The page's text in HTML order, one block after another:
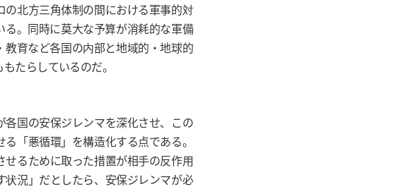
北方三角体制の間における軍事的対
。同時に莫大な予算が消耗的な軍備
育など各国の内部と地域的・地球的
たらしているのだ。
国の安保ジレンマを深化させ、この
「悪循環」を構造化する点である。
るために取った措置が相手の反作用
況」だとしたら、安保ジレンマが必